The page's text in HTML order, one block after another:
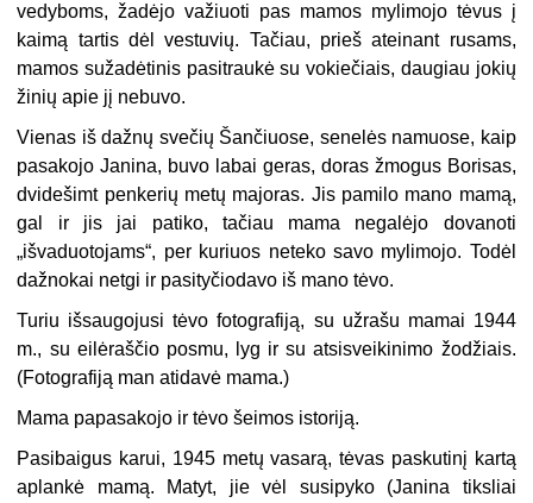
vedyboms, žadėjo važiuoti pas mamos mylimojo tėvus į
kaimą tartis dėl vestuvių. Tačiau, prieš ateinant rusams,
mamos sužadėtinis pasitraukė su vokiečiais, daugiau jokių
žinių apie jį nebuvo.
Vienas iš dažnų svečių Šančiuose, senelės namuose, kaip
pasakojo Janina, buvo labai geras, doras žmogus Borisas,
dvidešimt penkerių metų majoras. Jis pamilo mano mamą,
gal ir jis jai patiko, tačiau mama negalėjo dovanoti
„išvaduotojams“, per kuriuos neteko savo mylimojo. Todėl
dažnokai netgi ir pasityčiodavo iš mano tėvo.
Turiu išsaugojusi tėvo fotografiją, su užrašu mamai 1944
m., su eilėraščio posmu, lyg ir su atsisveikinimo žodžiais.
(Fotografiją man atidavė mama.)
Mama papasakojo ir tėvo šeimos istoriją.
Pasibaigus karui, 1945 metų vasarą, tėvas paskutinį kartą
aplankė mamą. Matyt, jie vėl susipyko (Janina tiksliai